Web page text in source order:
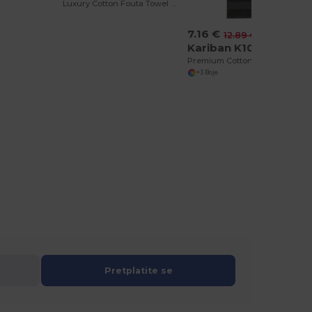
Luxury Cotton Fouta Towel with Terry and Fringe
7.16 € 12.89 €
Kariban K108
+3 Boje
Pretplatite se